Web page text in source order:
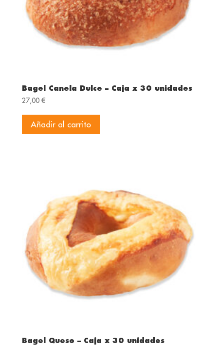
Bagel Canela Dulce – Caja x 30 unidades
27,00 €
Añadir al carrito
Bagel Queso – Caja x 30 unidades